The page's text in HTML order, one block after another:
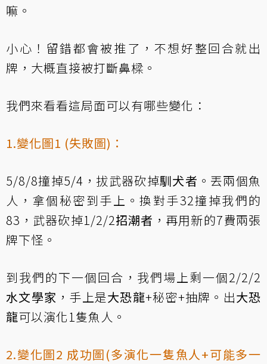
嘛。
小心！留錯都會被推了，不想好整回合就出
牌，大概直接被打斷鼻樑。
我們來看看這局面可以有哪些變化：
1.變化圖1 (失敗圖)：
5/8/8撞掉5/4，拔武器砍掉馴犬者 。丟兩個魚
人，拿個秘密到手上。換對手32撞掉我們的
83，武器砍掉1/2/2招潮者 ，再用新的7費兩張
牌下怪。
到我們的下一個回合，我們場上剩一個2/2/2
水文學家 ，手上是大恐龍+秘密+抽牌。出大恐
龍可以演化1隻魚人。
2.變化圖2 成功圖(多演化一隻魚人+可能多一